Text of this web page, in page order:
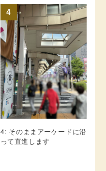
4
4: そのままアーケードに沿
って直進します